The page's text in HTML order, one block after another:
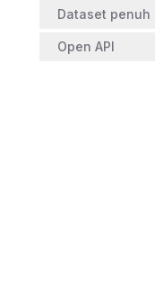
Dataset penuh
Open API